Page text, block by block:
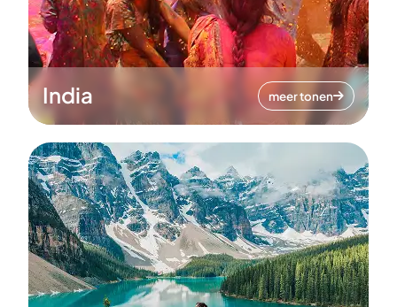
India meer tonen